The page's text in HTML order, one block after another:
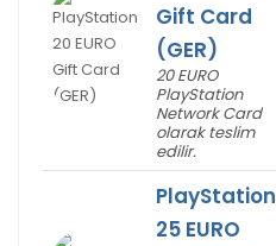
Gift Card
(GER)
20 EURO
PlayStation
Network Card
olarak teslim
edilir.
PlayStation
25 EURO